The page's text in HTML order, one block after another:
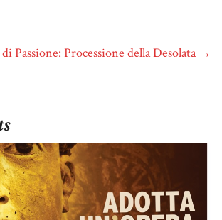
Passione: Processione della Desolata →